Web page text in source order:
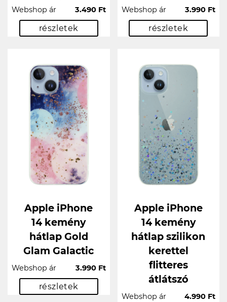
Webshop ár 3.490 Ft
részletek
Webshop ár 3.990 Ft
részletek
Apple iPhone
14 kemény
hátlap Gold
Glam Galactic
Webshop ár 3.990 Ft
részletek
Apple iPhone
14 kemény
hátlap szilikon
kerettel
flitteres
átlátszó
Webshop ár 4.990 Ft